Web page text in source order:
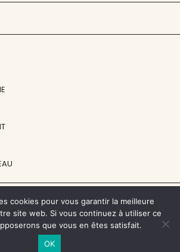
cookies pour vous garantir la meilleure
site web. Si vous continuez à utiliser ce
que vous en êtes satisfait.
OK